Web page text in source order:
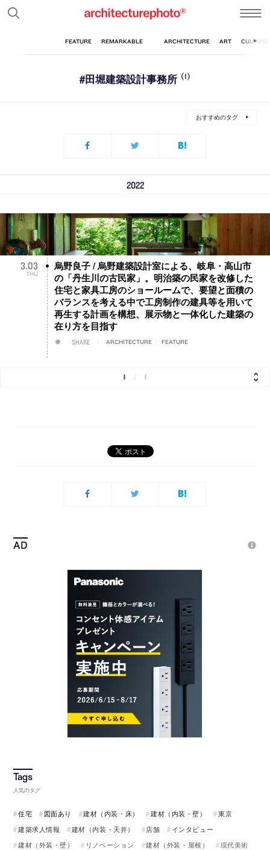
#田堀建築設計事務所 (1)
おすすめのタグ
2022
3.03
THU
烏野良子 / 烏野建築設計室による、岐阜・高山市
の「丹生川の古民家」。明治築の民家を改修した
住宅と家具工房のショールームで、要望と面積の
バランスを考える中で工房制作の建具等を用いて
再生する計画を構想、展示物と一体化した建築の
在り方を目指す
SHARE ARCHITECTURE FEATURE
1 1
人気のタグ
住宅 図面あり 建材（内装・床） 建材（内装・壁）
東京
建築求人情報
建材（内装・天井） 店舗
インタビュー
建材（外装・壁）
リノベーション 建材（外装・屋根）
現代美術